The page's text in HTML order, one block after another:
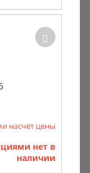
насчёт цены
нет в
наличии